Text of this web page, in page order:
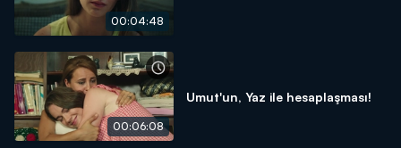
00:04:48
00:06:08
Umut'un, Yaz ile hesaplaşması!